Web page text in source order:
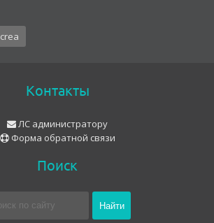
crea
Контакты
ЛС администратору
Форма обратной связи
Поиск